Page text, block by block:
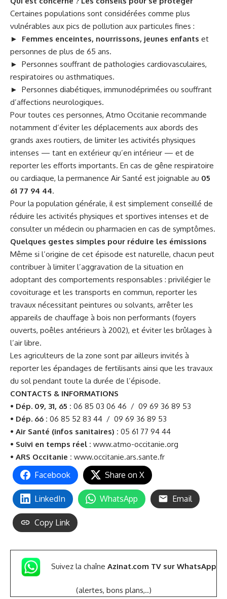
Certaines populations sont considérées comme plus
vulnérables aux pics de pollution aux particules fines :
► Femmes enceintes, nourrissons, jeunes enfants et
personnes de plus de 65 ans.
► Personnes souffrant de pathologies cardiovasculaires,
respiratoires ou asthmatiques.
► Personnes diabétiques, immunodéprimées ou souffrant
d’affections neurologiques.
Pour toutes ces personnes, Atmo Occitanie recommande
notamment d’éviter les déplacements aux abords des
grands axes routiers, de limiter les activités physiques
intenses — tant en extérieur qu’en intérieur — et de
reporter les efforts importants. En cas de gêne respiratoire
ou cardiaque, la permanence Air Santé est joignable au 05
61 77 94 44.
Pour la population générale, il est simplement conseillé de
réduire les activités physiques et sportives intenses et de
consulter un médecin ou pharmacien en cas de symptômes.
Quelques gestes simples pour réduire les émissions
Même si l’origine de cet épisode est naturelle, chacun peut
contribuer à limiter l’aggravation de la situation en
adoptant des comportements responsables : privilégier le
covoiturage et les transports en commun, reporter les
travaux nécessitant peintures ou solvants, arrêter les
appareils de chauffage à bois non performants (foyers
ouverts, poêles antérieurs à 2002), et éviter les brûlages à
l’air libre.
Les agriculteurs de la zone sont par ailleurs invités à
reporter les épandages de fertilisants ainsi que les travaux
du sol pendant toute la durée de l’épisode.
CONTACTS & INFORMATIONS
• Dép. 09, 31, 65 : 06 85 03 06 46 / 09 69 36 89 53
• Dép. 66 : 06 85 52 83 44 / 09 69 36 89 53
• Air Santé (infos sanitaires) : 05 61 77 94 44
• Suivi en temps réel : www.atmo-occitanie.org
• ARS Occitanie : www.occitanie.ars.sante.fr
Facebook Share on X
LinkedIn WhatsApp Email
Copy Link
Suivez la chaîne Azinat.com TV sur WhatsApp
(alertes, bons plans,..)